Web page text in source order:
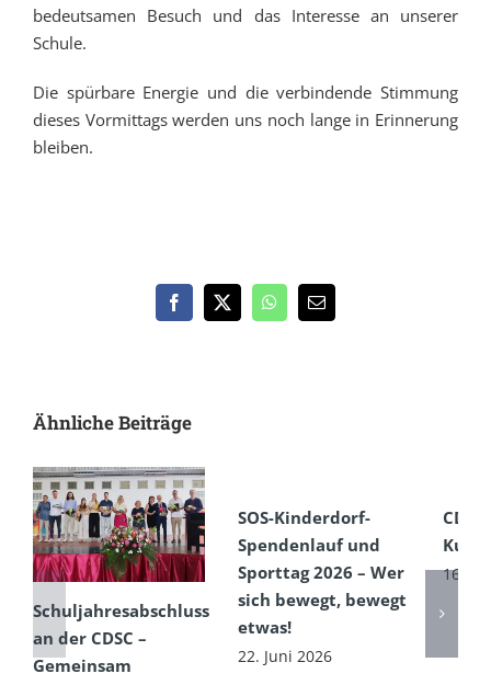
bedeutsamen Besuch und das Interesse an unserer
Schule.
Die spürbare Energie und die verbindende Stimmung
dieses Vormittags werden uns noch lange in Erinnerung
bleiben.
Facebook
X WhatsApp
E-
Ähnliche Beiträge
Schuljahresabschluss
an der CDSC –
Gemeinsam
SOS-Kinderdorf-
Spendenlauf und
Sporttag 2026 – Wer
sich bewegt, bewegt
etwas!
22. Juni 2026
CDSC
16.